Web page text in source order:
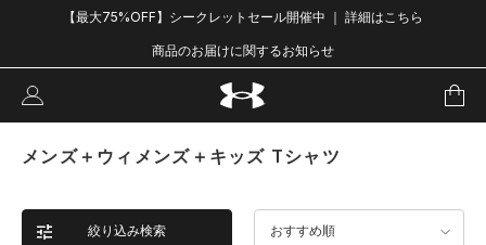
【最大75%OFF】シークレットセール開催中 ｜ 詳細はこちら
商品のお届けに関するお知らせ
メンズ＋ウィメンズ＋キッズ Tシャツ
絞り込み検索 おすすめ順